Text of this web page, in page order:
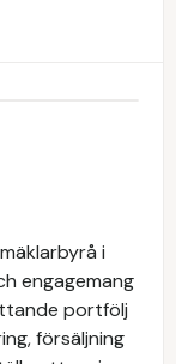
i
engagemang
portfölj
försäljning